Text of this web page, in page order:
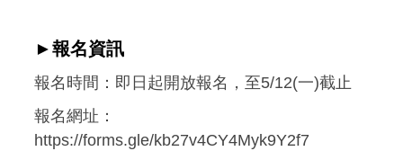
►報名資訊
報名時間：即日起開放報名，至5/12(一)截止
報名網址：
https://forms.gle/kb27v4CY4Myk9Y2f7